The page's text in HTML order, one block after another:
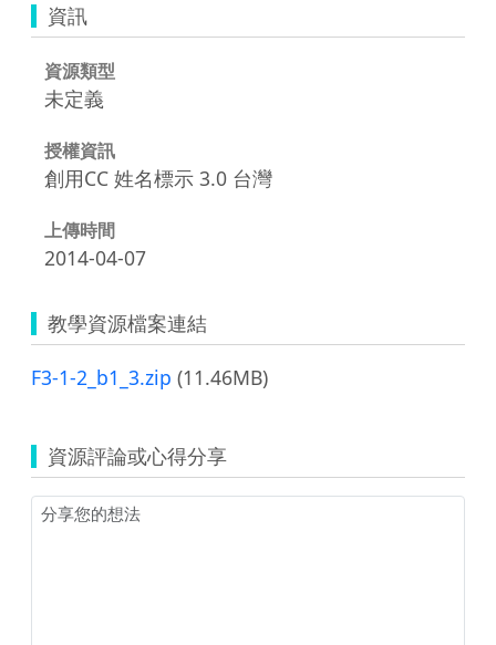
資訊
資源類型
未定義
授權資訊
創用CC 姓名標示 3.0 台灣
上傳時間
2014-04-07
教學資源檔案連結
F3-1-2_b1_3.zip (11.46MB)
資源評論或心得分享